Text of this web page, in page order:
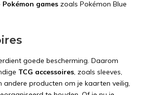
Pokémon games zoals Pokémon Blue
goede bescherming. Daarom
TCG accessoires, zoals sleeves,
andere producten om je kaarten veilig,